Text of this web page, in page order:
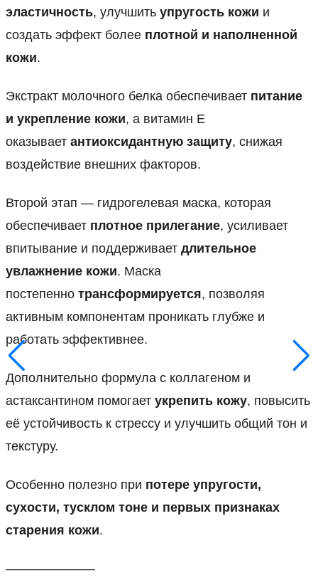
эластичность, улучшить упругость кожи и
создать эффект более плотной и наполненной
кожи.
Экстракт молочного белка обеспечивает питание
и укрепление кожи, а витамин Е
оказывает антиоксидантную защиту, снижая
воздействие внешних факторов.
Второй этап — гидрогелевая маска, которая
обеспечивает плотное прилегание, усиливает
впитывание и поддерживает длительное
увлажнение кожи. Маска
постепенно трансформируется, позволяя
активным компонентам проникать глубже и
работать эффективнее.
Дополнительно формула с коллагеном и
астаксантином помогает укрепить кожу, повысить
её устойчивость к стрессу и улучшить общий тон и
текстуру.
Особенно полезно при потере упругости,
сухости, тусклом тоне и первых признаках
старения кожи.
———————